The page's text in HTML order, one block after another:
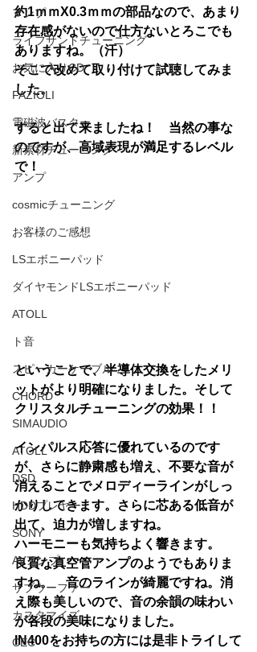
アンプ
ライフサンドチューニング
お気に入りCD
FAZIOLI
電磁波バスター
新素材チューニング
アンプ
cosmicチューニング
お客様のご感想
LSエボニーパッド
ダイヤモンドLSエボニーパッド
ATOLL
ト音
スピーカーケーブル
CHORD
SIMAUDIO
ATOLL
DSD
HDDプレヤー
SONY
AVアンプ
サブウーファー
カスタマイズ
CEC
約1ｍｍX0.3ｍｍの部品なので、あまり
存在感がないので仕方ないとろこでも
ありますね。（汗）
そこで改めて取り付けて試聴してみま
した。
すると出て来ましたね！　当然の事な
のですが、高域表現が満足するレベル
で！
ということで、半導体交換をしたメリ
ットがより明確になりました。そして
クリスタルチューニングの効果！！
インパルス応答に優れているのです
が、さらに静粛感も増え、不要な音が
消えることでメロディーラインがしっ
かりしてきます。さらに芯ある低音が
出て、迫力が増しますね。
ハーモニーも気持ちよく響きます。
良質な真空管アンプのようでもありま
すね。　音のラインが綺麗ですね。消
え際も美しいので、音の余韻の味わい
が各段の美味になりました。
IN400をお持ちの方には是非トライして